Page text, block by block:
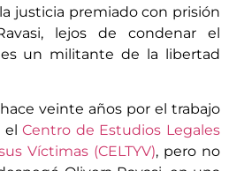
justicia premiado con prisión
lejos de condenar el
un militante de la libertad
veinte años por el trabajo
elCentro de Estudios Legales
Víctimas (CELTYV), pero no